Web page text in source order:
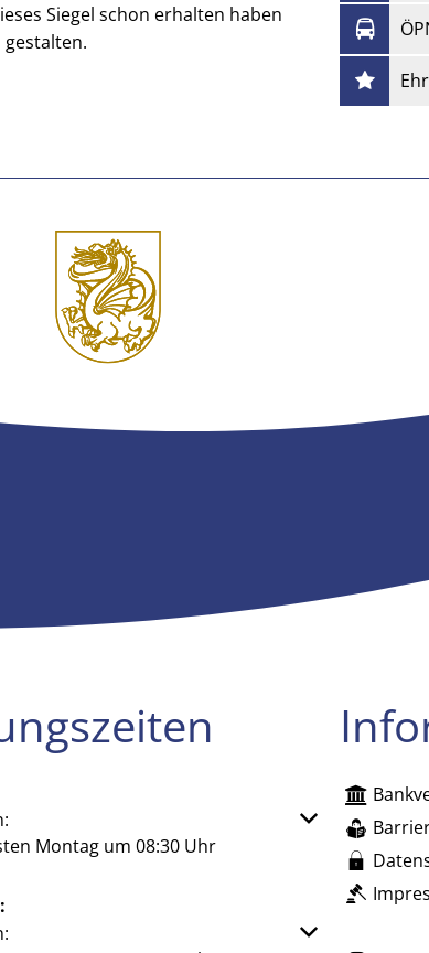
Siegel schon erhalten haben
Öffnungs- oder Schließzeiten auszublenden
Montag um 08:30 Uhr
Öffnungs- oder Schließzeiten auszublenden